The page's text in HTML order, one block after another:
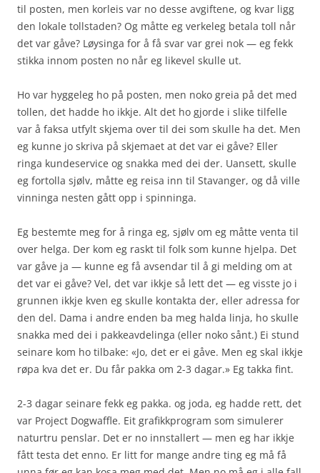
til posten, men korleis var no desse avgiftene, og kvar ligg
den lokale tollstaden? Og måtte eg verkeleg betala toll når
det var gåve? Løysinga for å få svar var grei nok — eg fekk
stikka innom posten no når eg likevel skulle ut.
Ho var hyggeleg ho på posten, men noko greia på det med
tollen, det hadde ho ikkje. Alt det ho gjorde i slike tilfelle
var å faksa utfylt skjema over til dei som skulle ha det. Men
eg kunne jo skriva på skjemaet at det var ei gåve? Eller
ringa kundeservice og snakka med dei der. Uansett, skulle
eg fortolla sjølv, måtte eg reisa inn til Stavanger, og då ville
vinninga nesten gått opp i spinninga.
Eg bestemte meg for å ringa eg, sjølv om eg måtte venta til
over helga. Der kom eg raskt til folk som kunne hjelpa. Det
var gåve ja — kunne eg få avsendar til å gi melding om at
det var ei gåve? Vel, det var ikkje så lett det — eg visste jo i
grunnen ikkje kven eg skulle kontakta der, eller adressa for
den del. Dama i andre enden ba meg halda linja, ho skulle
snakka med dei i pakkeavdelinga (eller noko sånt.) Ei stund
seinare kom ho tilbake: «Jo, det er ei gåve. Men eg skal ikkje
røpa kva det er. Du får pakka om 2-3 dagar.» Eg takka fint.
2-3 dagar seinare fekk eg pakka. og joda, eg hadde rett, det
var Project Dogwaffle. Eit grafikkprogram som simulerer
naturtru penslar. Det er no innstallert — men eg har ikkje
fått testa det enno. Er litt for mange andre ting eg må få